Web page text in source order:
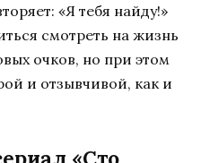
«Я тебя найду!»
смотреть на жизнь
очков, но при этом
и отзывчивой, как и